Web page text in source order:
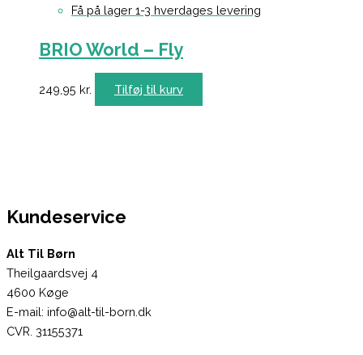
Få på lager 1-3 hverdages levering
BRIO World – Fly
249,95 kr. Tilføj til kurv
Kundeservice
Alt Til Børn
Theilgaardsvej 4
4600 Køge
E-mail: info@alt-til-born.dk
CVR. 31155371